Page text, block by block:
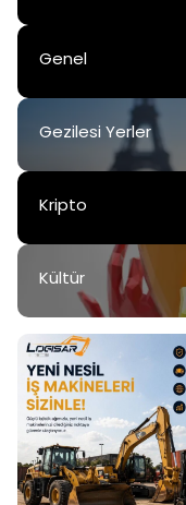
Genel
Gezilesi Yerler
Kripto
Kültür